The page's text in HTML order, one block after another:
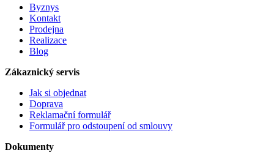
Byznys
Kontakt
Prodejna
Realizace
Blog
Zákaznický servis
Jak si objednat
Doprava
Reklamační formulář
Formulář pro odstoupení od smlouvy
Dokumenty